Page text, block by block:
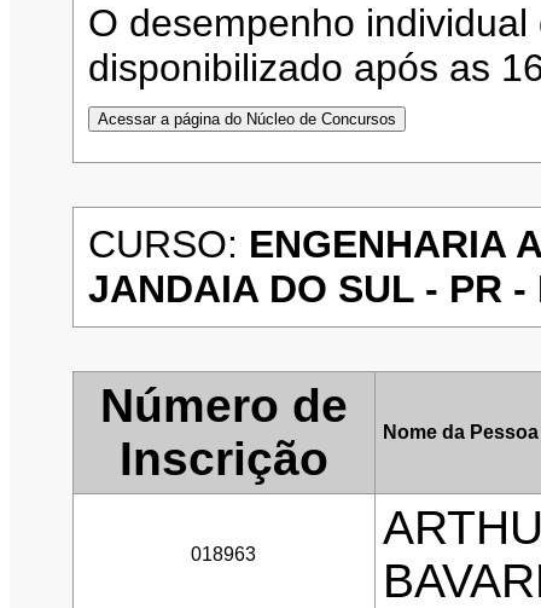
O desempenho
disponibilizado após as
CURSO: ENGENHARIA
JANDAIA DO SUL - PR -
Número de
Inscrição
Nome da
018963